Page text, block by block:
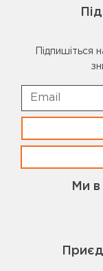
Підпишіться
Ми в